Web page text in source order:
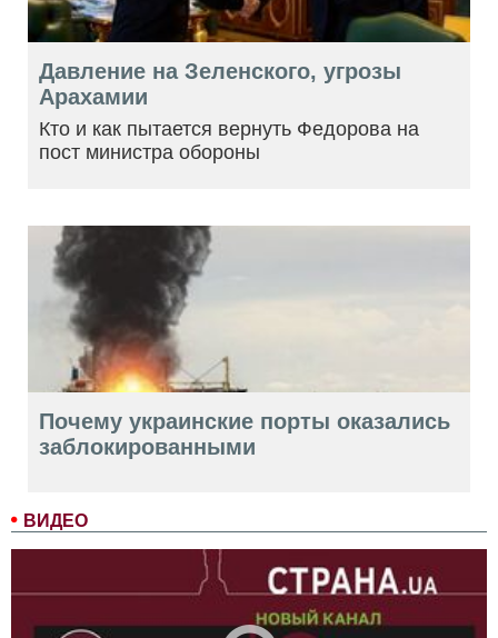
ВИДЕО
Давление на Зеленского, угрозы
Арахамии
Кто и как пытается вернуть Федорова на
пост министра обороны
Почему украинские порты оказались
заблокированными